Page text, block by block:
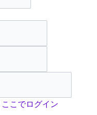
ここでログイン